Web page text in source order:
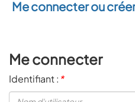
Me connecter ou
Me connecter
Identifiant : *